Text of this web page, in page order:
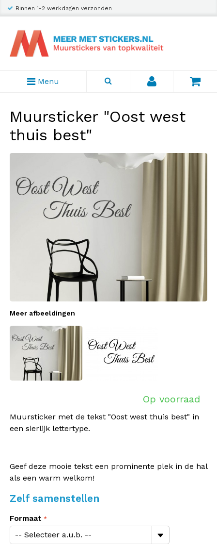
Binnen 1-2 werkdagen verzonden
Menu
Muursticker "Oost west
thuis best"
Meer afbeeldingen
Op voorraad
Muursticker met de tekst "Oost west thuis best" in
een sierlijk lettertype.
Geef deze mooie tekst een prominente plek in de hal
als een warm welkom!
Zelf samenstellen
Formaat